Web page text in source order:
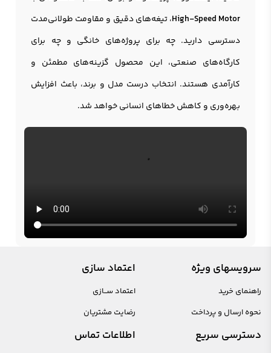
High-Speed Motor، تیغه‌های دقیق و مقاومت طولانی‌مدت
دسترسی دارید. چه برای پروژه‌های خانگی و چه برای
کارگاه‌های صنعتی، این محصول گزینه‌های مطمئن و
کارآمدی هستند. انتخاب درست مدل و برند، باعث افزایش
بهره‌وری و کاهش خطاهای انسانی خواهد شد.